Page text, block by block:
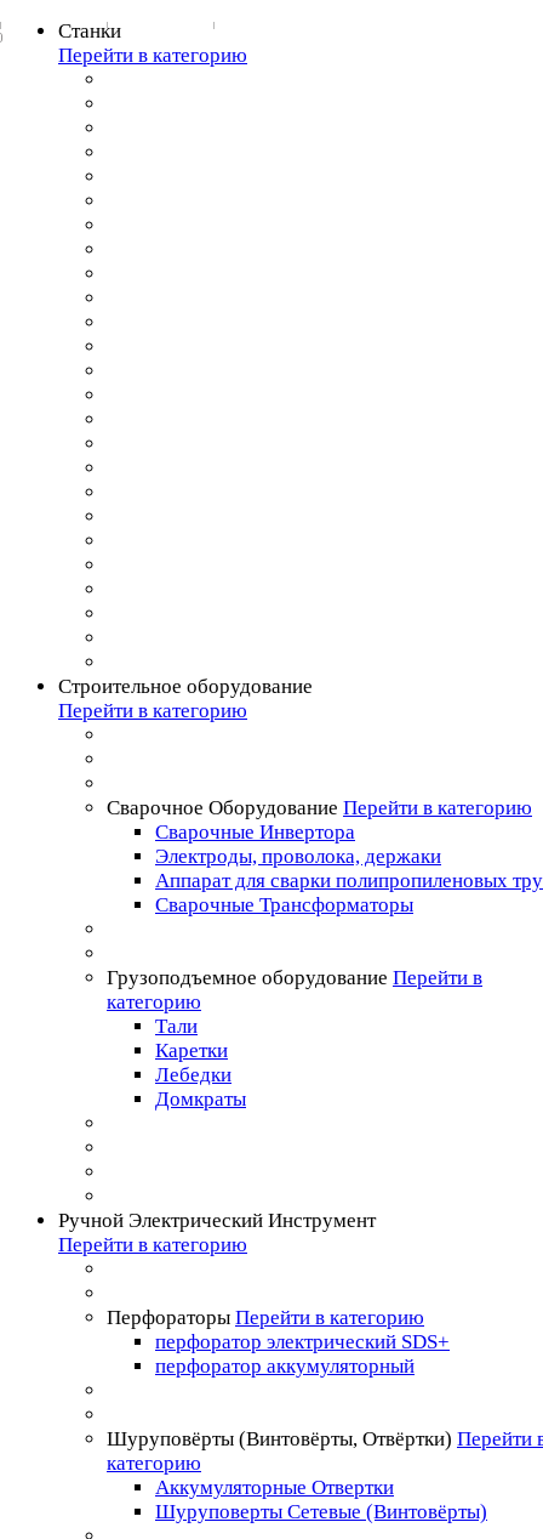
Станки
Перейти в категорию
Строительное оборудование
Перейти в категорию
Сварочное Оборудование Перейти в категорию
Сварочные Инвертора
Электроды, проволока, держаки
Аппарат для сварки полипропиленовых
Сварочные Трансформаторы
Грузоподъемное оборудование Перейти в
категорию
Тали
Каретки
Лебедки
Домкраты
Ручной Электрический Инструмент
Перейти в категорию
Перфораторы Перейти в категорию
перфоратор электрический SDS+
перфоратор аккумуляторный
Шуруповёрты (Винтовёрты, Отвёртки) Перейти
категорию
Аккумуляторные Отвертки
Шуруповерты Сетевые (Винтовёрты)